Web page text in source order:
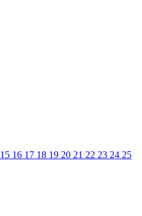
15 16 17 18 19 20 21 22 23 24 25